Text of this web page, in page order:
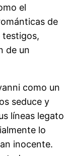
el
de
testigos,
de un
como un
seduce y
líneas legato
lo
inocente.